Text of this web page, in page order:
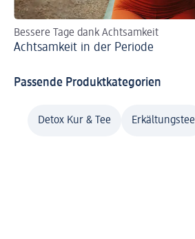
Bessere Tage dank Achtsamkeit
Achtsamkeit in der Periode
Passende Produktkategorien
Detox Kur & Tee Erkältungstee